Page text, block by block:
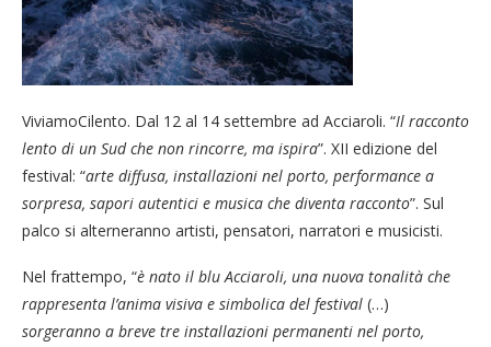
ViviamoCilento. Dal 12 al 14 settembre ad Acciaroli. “Il racconto
lento di un Sud che non rincorre, ma ispira”. XII edizione del
festival: “arte diffusa, installazioni nel porto, performance a
sorpresa, sapori autentici e musica che diventa racconto”. Sul
palco si alterneranno artisti, pensatori, narratori e musicisti.
Nel frattempo, “è nato il blu Acciaroli, una nuova tonalità che
rappresenta l’anima visiva e simbolica del festival (…)
sorgeranno a breve tre installazioni permanenti nel porto,